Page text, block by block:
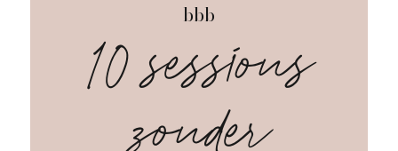
bbb
10 sessions